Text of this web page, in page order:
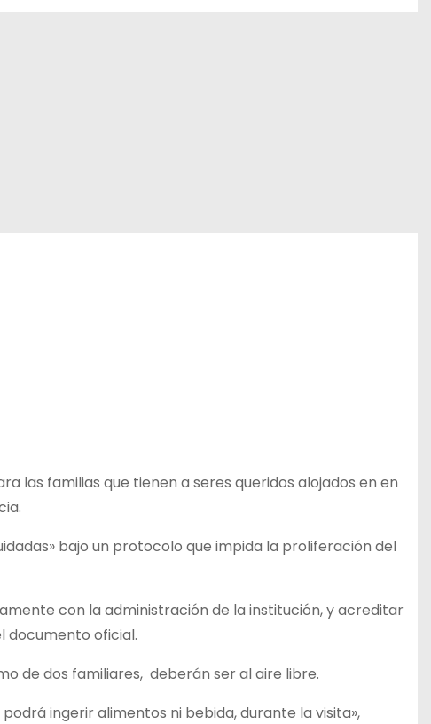
las familias que tienen a seres queridos alojados en en
bajo un protocolo que impida la proliferación del
con la administración de la institución, y acreditar
documento oficial.
de dos familiares, deberán ser al aire libre.
ingerir alimentos ni bebida, durante la visita»,